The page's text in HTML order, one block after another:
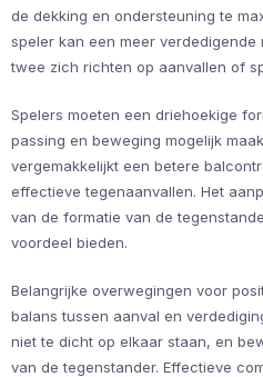
de dekking en ondersteuning te
speler kan een meer
twee zich richten op aanvallen of
Spelers moeten een driehoekige
passing en beweging mogelijk
vergemakkelijkt een betere
effectieve tegenaanvallen. Het
van de formatie van de
voordeel bieden.
Belangrijke overwegingen voor
balans tussen aanval en
niet te dicht op elkaar staan, en
van de tegenstander. Effectieve